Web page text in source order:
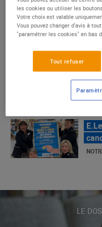
un
LE
«
LE
les cookies ou utiliser les
Votre choix est valable
Vous pouvez changer d'avis à
"paramétrer les cookies" en bas
Tout refuser